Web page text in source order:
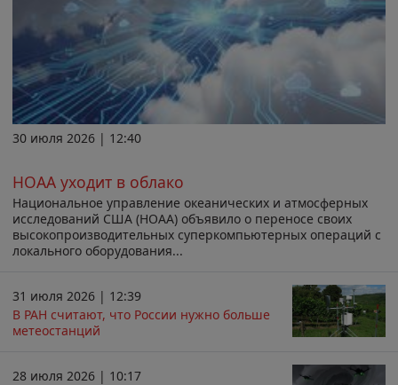
30 июля 2026 | 12:40
НОАА уходит в облако
Национальное управление океанических и атмосферных
исследований США (НОАА) объявило о переносе своих
высокопроизводительных суперкомпьютерных операций с
локального оборудования...
31 июля 2026 | 12:39
В РАН считают, что России нужно больше
метеостанций
28 июля 2026 | 10:17